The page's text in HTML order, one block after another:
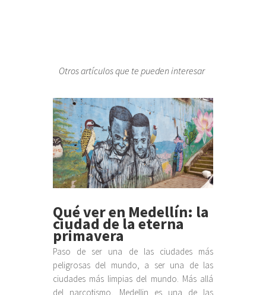
Otros artículos que te pueden interesar
Qué ver en Medellín: la
ciudad de la eterna
primavera
Paso de ser una de las ciudades más
peligrosas del mundo, a ser una de las
ciudades más limpias del mundo. Más allá
del narcotismo, Medellin es una de las